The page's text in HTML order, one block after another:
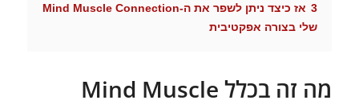
3
אז כיצד ניתן לשפר את ה-Mind Muscle Connection
שלי בצורה אפקטיבית
מה זה בכלל Mind Muscle